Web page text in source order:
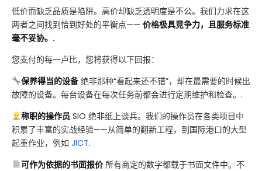
低价而缺乏品质是陷阱。高价却缺乏透明度是不公。我们力求在这
两者之间找到恰到好处的平衡点—— 价格极具竞争力，且服务标准
毫不妥协。.
您支付的每一卢比，您将获得以下回报：
保养得当的设备绝非那种“看起来还不错”，却在最需要的时候出
故障的设备。每台设备在每次任务前都会进行定期维护和检查。.
称职的操作员 SIO 绝非纸上谈兵。我们的操作员在各类项目中
积累了丰富的实战经验——从简单的翻新工程，到国际港口的大型
起重作业，例如 JICT.
可作为依据的书面报价所有商定的数字都载于书面文件中。不